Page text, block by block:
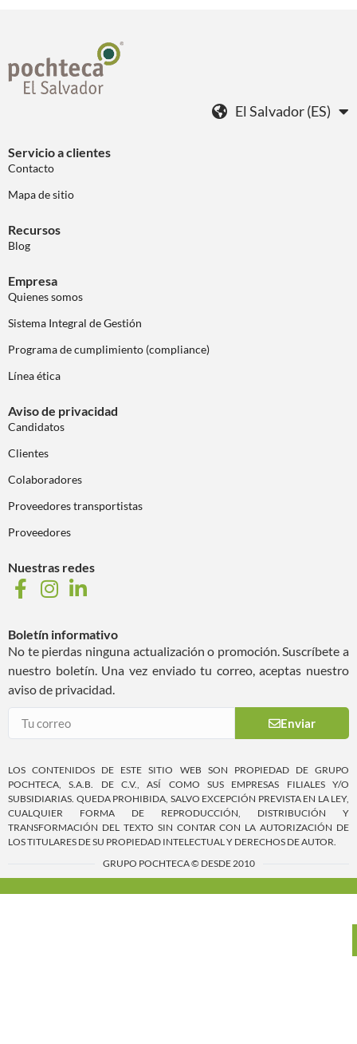
El Salvador (ES)
Servicio a clientes
Contacto
Mapa de sitio
Recursos
Blog
Empresa
Quienes somos
Sistema Integral de Gestión
Programa de cumplimiento (compliance)
Línea ética
Aviso de privacidad
Candidatos
Clientes
Colaboradores
Proveedores transportistas
Proveedores
Nuestras redes
Boletín informativo
No te pierdas ninguna actualización o promoción. Suscríbete a
nuestro boletín. Una vez enviado tu correo, aceptas nuestro
aviso de privacidad.
Enviar
LOS CONTENIDOS DE ESTE SITIO WEB SON PROPIEDAD DE GRUPO
POCHTECA, S.A.B. DE C.V., ASÍ COMO SUS EMPRESAS FILIALES Y/O
SUBSIDIARIAS. QUEDA PROHIBIDA, SALVO EXCEPCIÓN PREVISTA EN LA LEY,
CUALQUIER FORMA DE REPRODUCCIÓN, DISTRIBUCIÓN Y
TRANSFORMACIÓN DEL TEXTO SIN CONTAR CON LA AUTORIZACIÓN DE
LOS TITULARES DE SU PROPIEDAD INTELECTUAL Y DERECHOS DE AUTOR.
GRUPO POCHTECA © DESDE 2010